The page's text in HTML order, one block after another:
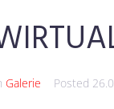
Galerie Posted